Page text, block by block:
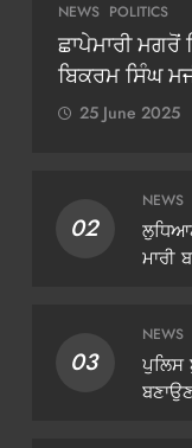
NEWS POLITICS
ਛਾਪੇਮਾਰੀ
ਬਿਕਰਮ ਸਿੰਘ
25 June 2025
02
NEWS
ਮਾਰੀ
03
NEWS